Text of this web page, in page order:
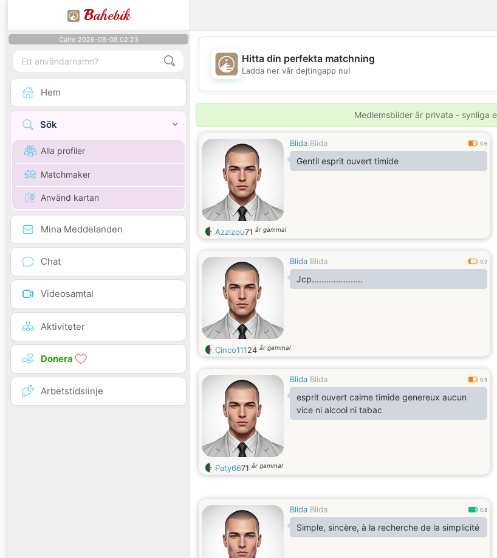
Bahebik
Cairo 2026-08-08 02:23
Hem
Sök
Alla profiler
Matchmaker
Använd kartan
Mina Meddelanden
Chat
Videosamtal
Aktiviteter
Donera
Arbetstidslinje
💖
💕
Hitta din perfekta matchning
Ladda ner vår dejtingapp nu!
Medlemsbilder är privata - synliga
Blida Blida 0.6
Gentil esprit ouvert timide
Azzizou71 år gammal
Blida Blida 0.2
Jcp.....................
Cinco11124 år gammal
Blida Blida 0.5
esprit ouvert calme timide genereux aucun
vice ni alcool ni tabac
Paty6671 år gammal
Blida Blida 0.8
Simple, sincère, à la recherche de la simplicité